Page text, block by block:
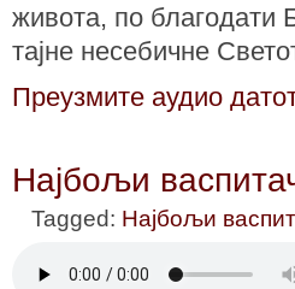
живота, по благодати
тајне несебичне
Преузмите аудио
Најбољи
Tagged: Најбољи